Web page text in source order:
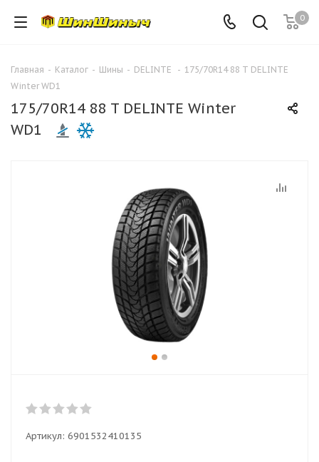
0
Главная - Каталог - Шины - DELINTE - 175/70R14 88 T DELINTE
Winter WD1
175/70R14 88 T DELINTE Winter
WD1
Артикул: 6901532410135